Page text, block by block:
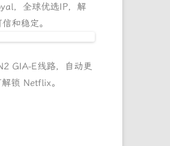
，全球优选IP，解
和稳定。
GIA-E线路，自动更
锁 Netflix。